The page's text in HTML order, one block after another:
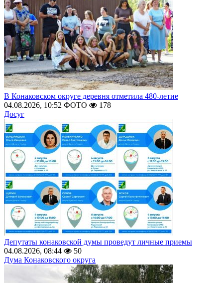
В Конаковском округе деревня отметила 480-летие
04.08.2026, 10:52 ФОТО
178
Досуг
Депутаты конаковской думы проведут личные приемы
04.08.2026, 08:44
50
Дума Конаковского округа